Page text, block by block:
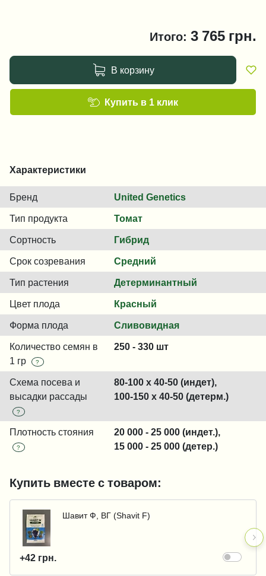
Итого: 3 765 грн.
В корзину
Купить в 1 клик
Характеристики
Бренд United Genetics
Тип продукта Томат
Сортность Гибрид
Срок созревания Средний
Тип растения Детерминантный
Цвет плода Красный
Форма плода Сливовидная
Количество семян в
1 гр
?
250 - 330 шт
Схема посева и
высадки рассады
?
80-100 x 40-50 (индет),
100-150 x 40-50 (детерм.)
Плотность стояния
?
20 000 - 25 000 (индет.),
15 000 - 25 000 (детер.)
Купить вместе с товаром:
Шавит Ф, ВГ (Shavit F)
+42 грн.